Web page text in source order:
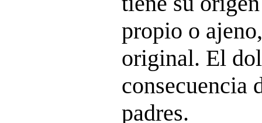
propio o
original. El
consecuencia
padres.